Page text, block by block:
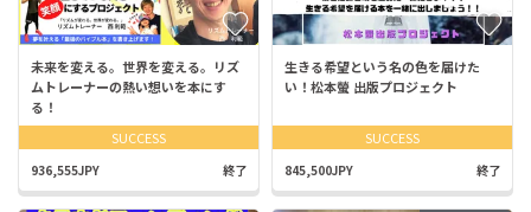
未来を変える。世界を変える。リズ
ムトレーナーの熱い想いを本にす
る！
SUCCESS
936,555JPY 終了
生きる希望という名の色を届けた
い！松本螢 出版プロジェクト
SUCCESS
845,500JPY 終了